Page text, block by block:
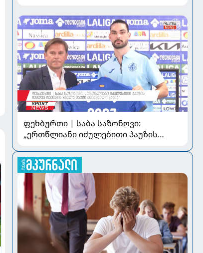
ფეხბურთი | საბა საზონოვი:
„ერთწლიანი იძულებითი პაუზის
მნიშვნელოვანია“